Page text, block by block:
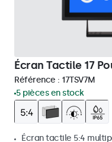
Écran Tactile 17
Référence : 17TSV7M
5 pièces en stock
Écran tactile 5:4